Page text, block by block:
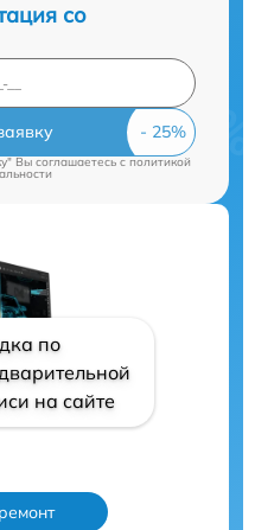
со
Вы соглашаетесь cполитикой
по
на сайте